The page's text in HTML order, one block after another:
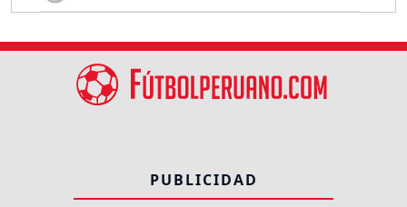
PUBLICIDAD